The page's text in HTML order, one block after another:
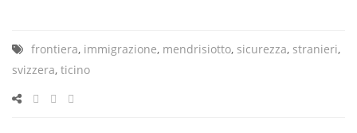
frontiera, immigrazione, mendrisiotto, sicurezza, stranieri,
svizzera, ticino